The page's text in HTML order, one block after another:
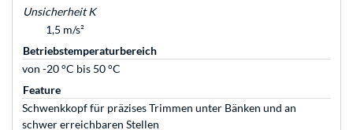
Unsicherheit K
1,5 m/s²
Betriebstemperaturbereich
von -20 °C bis 50 °C
Feature
Schwenkkopf für präzises Trimmen unter Bänken und an
schwer erreichbaren Stellen